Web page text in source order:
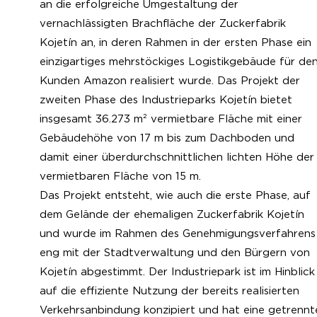
an die erfolgreiche Umgestaltung der
vernachlässigten Brachfläche der Zuckerfabrik
Kojetín an, in deren Rahmen in der ersten Phase ein
einzigartiges mehrstöckiges Logistikgebäude für
Kunden Amazon realisiert wurde. Das Projekt der
zweiten Phase des Industrieparks Kojetín bietet
insgesamt 36.273 m² vermietbare Fläche mit einer
Gebäudehöhe von 17 m bis zum Dachboden und
damit einer überdurchschnittlichen lichten Höhe der
vermietbaren Fläche von 15 m.
Das Projekt entsteht, wie auch die erste Phase, auf
dem Gelände der ehemaligen Zuckerfabrik Kojetín
und wurde im Rahmen des Genehmigungsverfahrens
eng mit der Stadtverwaltung und den Bürgern von
Kojetín abgestimmt. Der Industriepark ist im Hinblick
auf die effiziente Nutzung der bereits realisierten
Verkehrsanbindung konzipiert und hat eine